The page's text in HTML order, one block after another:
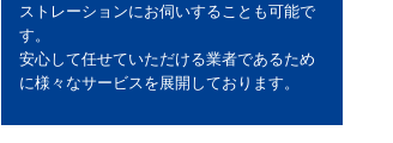
ストレーションにお伺いすることも可能で
す。
安心して任せていただける業者であるため
に様々なサービスを展開しております。